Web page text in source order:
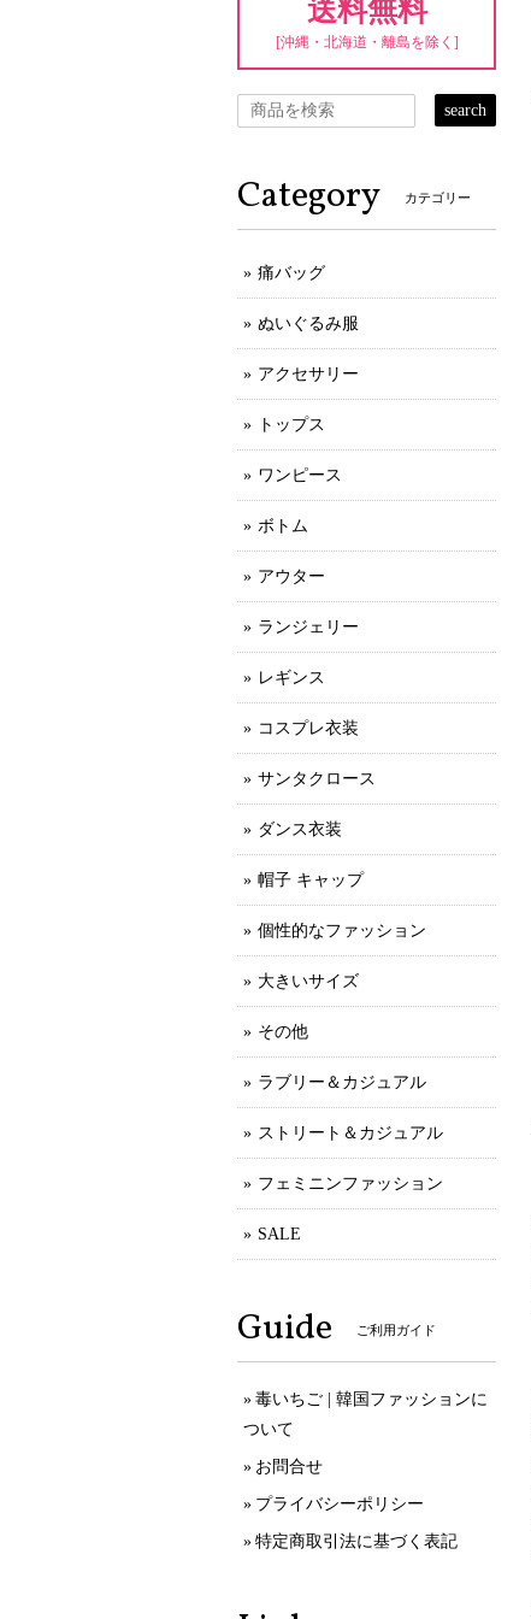
送料無料
[沖縄・北海道・離島を除く]
search
Category カテゴリー
痛バッグ
ぬいぐるみ服
アクセサリー
トップス
ワンピース
ボトム
アウター
ランジェリー
レギンス
コスプレ衣装
サンタクロース
ダンス衣装
帽子 キャップ
個性的なファッション
大きいサイズ
その他
ラブリー＆カジュアル
ストリート＆カジュアル
フェミニンファッション
SALE
Guide ご利用ガイド
毒いちご | 韓国ファッションに
ついて
お問合せ
プライバシーポリシー
特定商取引法に基づく表記